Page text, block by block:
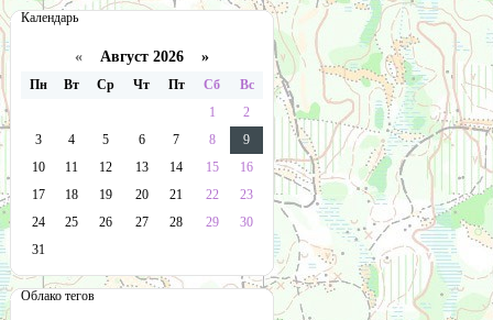
Календарь
« Август 2026 »
Пн Вт Ср Чт Пт Сб
Вс
1
2
3
4 5 6 7 8
9
10
11 12 13 14 15
16
17
18 19 20 21 22
23
24
25 26 27 28 29
30
31
Облако тегов